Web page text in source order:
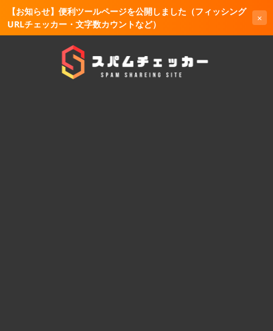
【お知らせ】便利ツールページを公開しました（フィッシング
URLチェッカー・文字数カウントなど）
×